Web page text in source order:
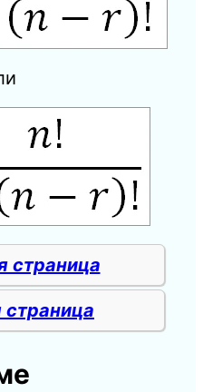
страница